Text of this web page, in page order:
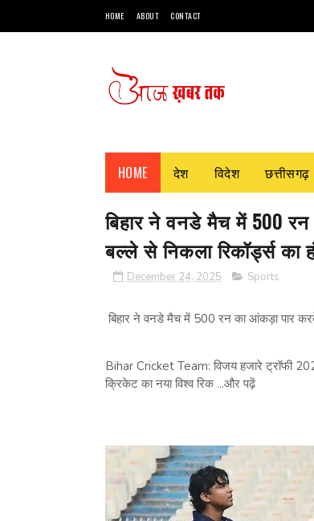
HOME ABOUT CONTACT
HOME देश विदेश छत्तीसगढ़
बिहार ने वनडे मैच में 500
बल्‍ले से निकला रिकॉर्ड्स का
December 24, 2025 Sports
बिहार ने वनडे मैच में 500 रन का आंकड़ा पार
Bihar Cricket Team: विजय हजारे ट्रॉफी
क्रिकेट का नया विश्व रिक ...और पढ़ें